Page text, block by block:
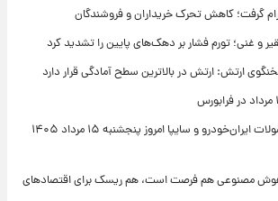
گرفت؛ کاهش تحرک خریداران و فروشندگان
و غنی؛ تورم فشار بر دهک‌های پایین را تشدید کرد
ارتش: ارتش در بالاترین سطح آمادگی قرار دارد
تغییر تند قیمت محصولات ایران‌خودرو و سایپا امروز پنجشنبه ۱۵ مرداد ۱۴۰۵
مصنوعی هم فرصت است، هم ریسک برای اقتصادهای